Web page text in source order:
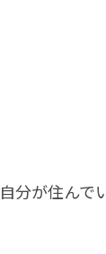
分が住んで